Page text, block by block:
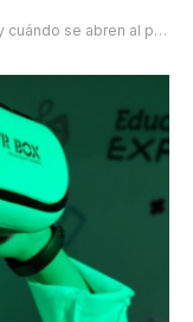
abren al público en general